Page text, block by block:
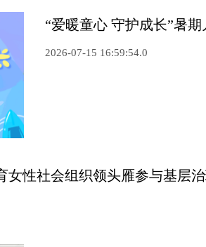
“爱暖童心 守护成长”暑
2026-07-15 16:59:54.0
女性社会组织领头雁参与基层